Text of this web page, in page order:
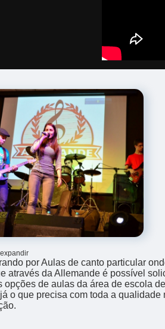
por Aulas de canto particular
através da Allemande é possível
opções de aulas da área de escola
o que precisa com toda a qualidade